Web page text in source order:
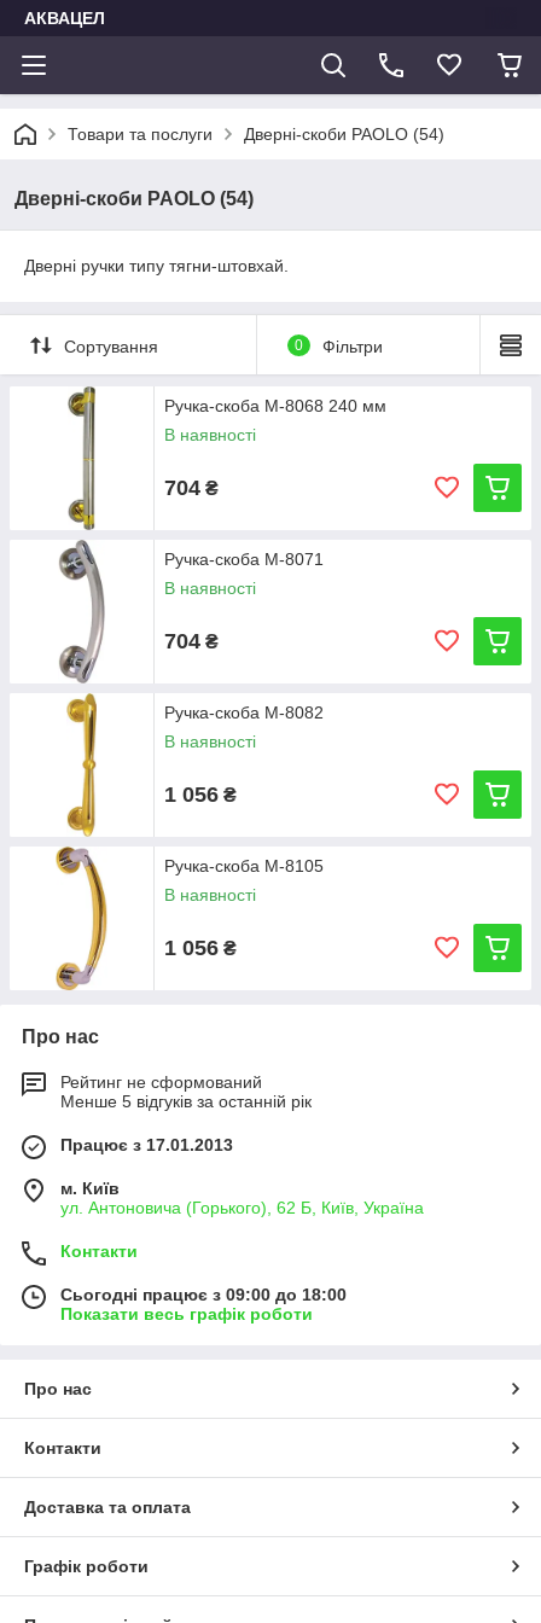
АКВАЦЕЛ
Товари та послуги Дверні-скоби PAOLO (54)
Дверні-скоби PAOLO (54)
Дверні ручки типу тягни-штовхай.
Сортування 0 Фільтри
Ручка-скоба M-8068 240 мм
В наявності
704 ₴
Ручка-скоба M-8071
В наявності
704 ₴
Ручка-скоба M-8082
В наявності
1 056 ₴
Ручка-скоба M-8105
В наявності
1 056 ₴
Про нас
Рейтинг не сформований
Менше 5 відгуків за останній рік
Працює з 17.01.2013
м. Київ
ул. Антоновича (Горького), 62 Б, Київ, Україна
Контакти
Сьогодні працює з 09:00 до 18:00
Показати весь графік роботи
Про нас
Контакти
Доставка та оплата
Графік роботи